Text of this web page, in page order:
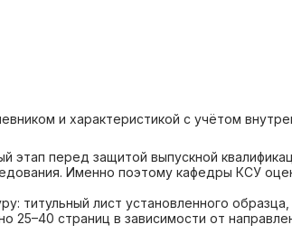
и характеристикой с учётом
перед защитой выпускной
Именно поэтому кафедры КСУ
лист установленного
страниц в зависимости от